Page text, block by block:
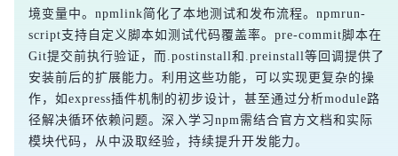
境变量中。npmlink简化了本地测试和发布流程。npmrun-
script支持自定义脚本如测试代码覆盖率。pre-commit脚本在
Git提交前执行验证，而.postinstall和.preinstall等回调提供了
安装前后的扩展能力。利用这些功能，可以实现更复杂的操
作，如express插件机制的初步设计，甚至通过分析module路
径解决循环依赖问题。深入学习npm需结合官方文档和实际
模块代码，从中汲取经验，持续提升开发能力。